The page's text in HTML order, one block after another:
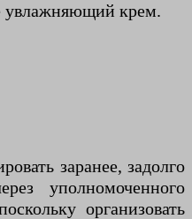
увлажняющий крем.
заранее, задолго
уполномоченного
организовать